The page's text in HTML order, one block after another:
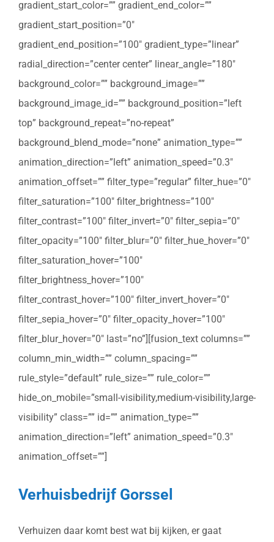
gradient_start_color=”” gradient_end_color=””
gradient_start_position=”0″
gradient_end_position=”100″ gradient_type=”linear”
radial_direction=”center center” linear_angle=”180″
background_color=”” background_image=””
background_image_id=”” background_position=”left
top” background_repeat=”no-repeat”
background_blend_mode=”none” animation_type=””
animation_direction=”left” animation_speed=”0.3″
animation_offset=”” filter_type=”regular” filter_hue=”0″
filter_saturation=”100″ filter_brightness=”100″
filter_contrast=”100″ filter_invert=”0″ filter_sepia=”0″
filter_opacity=”100″ filter_blur=”0″ filter_hue_hover=”0″
filter_saturation_hover=”100″
filter_brightness_hover=”100″
filter_contrast_hover=”100″ filter_invert_hover=”0″
filter_sepia_hover=”0″ filter_opacity_hover=”100″
filter_blur_hover=”0″ last=”no”][fusion_text columns=””
column_min_width=”” column_spacing=””
rule_style=”default” rule_size=”” rule_color=””
hide_on_mobile=”small-visibility,medium-visibility,large-
visibility” class=”” id=”” animation_type=””
animation_direction=”left” animation_speed=”0.3″
animation_offset=””]
Verhuisbedrijf Gorssel
Verhuizen daar komt best wat bij kijken, er gaat